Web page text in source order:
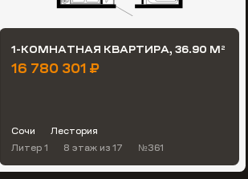
1-КОМНАТНАЯ КВАРТИРА, 36.90 М 2
16 780 301 ₽
Сочи
Лестория
Литер 1
8 этаж из 17 №361